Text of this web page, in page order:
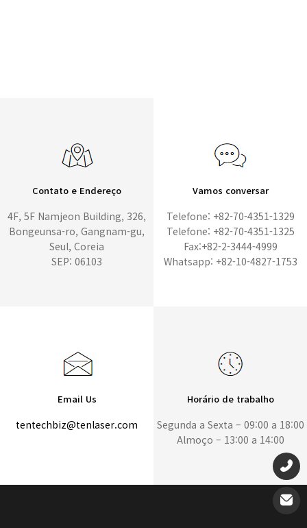
Contato e Endereço
4F, 5F Namjeon Building, 326,
Bongeunsa-ro, Gangnam-gu,
Seul, Coreia
SEP: 06103
Vamos conversar
Telefone: +82-70-4351-1329
Telefone: +82-70-4351-1325
Fax:+82-2-3444-4999
Whatsapp: +82-10-4827-1753
Email Us
tentechbiz@tenlaser.com
Horário de trabalho
Segunda a Sexta – 09:00 a 18:00
Almoço – 13:00 a 14:00